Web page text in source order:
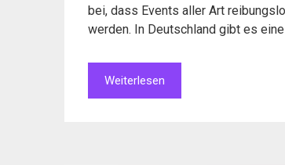
bei, dass Events aller Art
werden. In Deutschland gibt es
Weiterlesen